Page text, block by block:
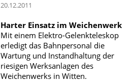
20.12.2011
Harter Einsatz im Weichenwerk
Mit einem Elektro-Gelenkteleskop
erledigt das Bahnpersonal die
Wartung und Instandhaltung der
riesigen Werksanlagen des
Weichenwerks in Witten.